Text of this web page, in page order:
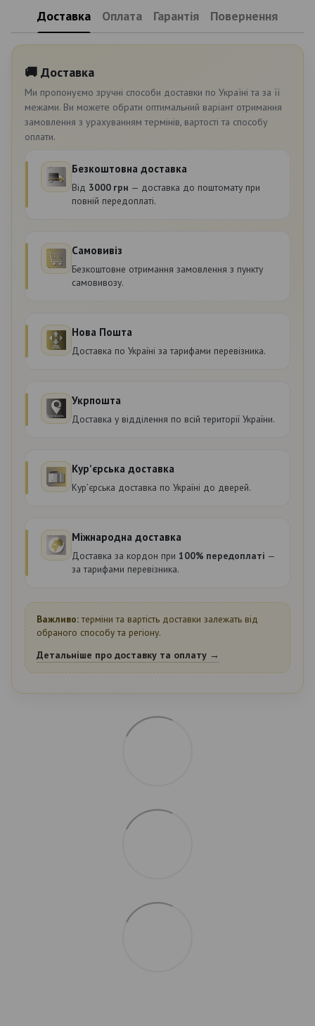
Доставка Оплата Гарантія Повернення
🚚 Доставка
Ми пропонуємо зручні способи доставки по Україні та за її
межами. Ви можете обрати оптимальний варіант отримання
замовлення з урахуванням термінів, вартості та способу
оплати.
Безкоштовна доставка
Від 3000 грн — доставка до поштомату при
повній передоплаті.
Самовивіз
Безкоштовне отримання замовлення з пункту
самовивозу.
Нова Пошта
Доставка по Україні за тарифами перевізника.
Укрпошта
Доставка у відділення по всій території України.
Курʼєрська доставка
Курʼєрська доставка по Україні до дверей.
Міжнародна доставка
Доставка за кордон при 100% передоплаті —
за тарифами перевізника.
Важливо:терміни та вартість доставки залежать від
обраного способу та регіону.
Детальніше про доставку та оплату →